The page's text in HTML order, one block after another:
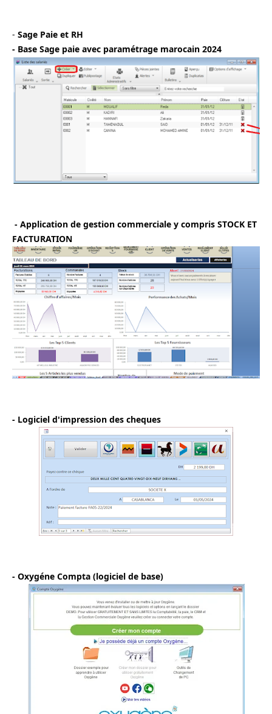
- Sage Paie et RH
- Base Sage paie avec paramétrage marocain 2024
FACTURATION
- Logiciel d'impression des cheques
- Oxygéne Compta (logiciel de base)